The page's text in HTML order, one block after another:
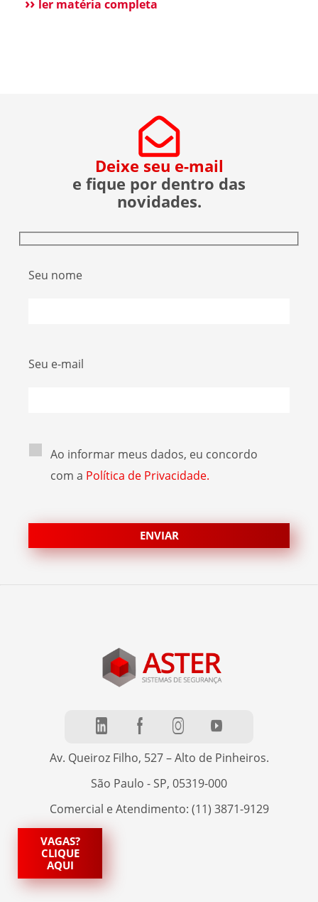
esclarecer que não possui qualquer relação
ler matéria completa
Deixe seu e-mail
e fique por dentro das
novidades.
Seu nome
Seu e-mail
Ao informar meus dados, eu concordo
com a Política de Privacidade.
Av. Queiroz Filho, 527 – Alto de Pinheiros.
São Paulo - SP, 05319-000
Comercial e Atendimento: (11) 3871-9129
VAGAS?
CLIQUE
AQUI